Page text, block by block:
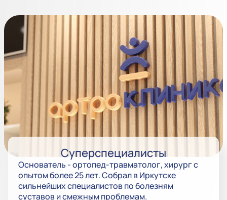
Суперспециалисты
Основатель - ортопед-травматолог, хирург с
опытом более 25 лет. Собрал в Иркутске
сильнейших специалистов по болезням
суставов и смежным проблемам.